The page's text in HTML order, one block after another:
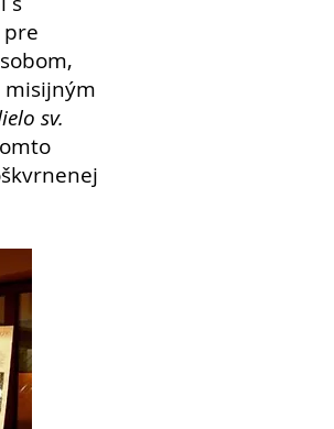
sv.